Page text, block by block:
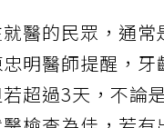
醫的民眾，通常
明醫師提醒，牙
超過3天，不論